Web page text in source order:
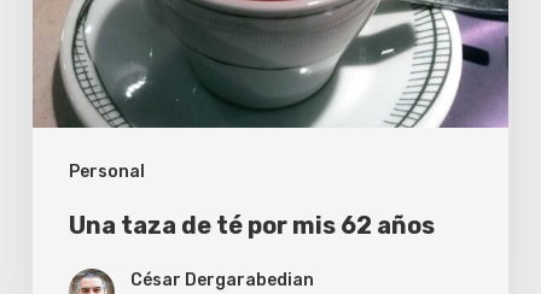
Personal
62
años
Una taza de té por mis 62 años
César Dergarabedian